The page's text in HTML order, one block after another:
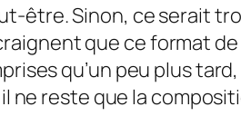
être. Sinon, ce serait
que ce format de
qu’un peu plus
reste que la